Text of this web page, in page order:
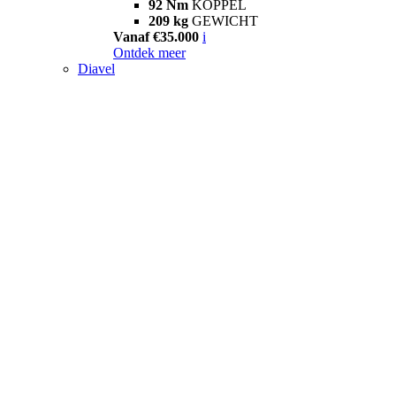
92 Nm KOPPEL
209 kg GEWICHT
Vanaf €35.000 i
Ontdek meer
Diavel